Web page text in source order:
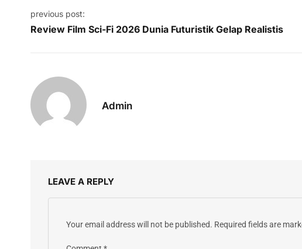
Post navigation
previous post:
Review Film Sci-Fi 2026 Dunia Futuristik Gelap Realistis
Admin
LEAVE A REPLY
Your email address will not be published. Required fields are